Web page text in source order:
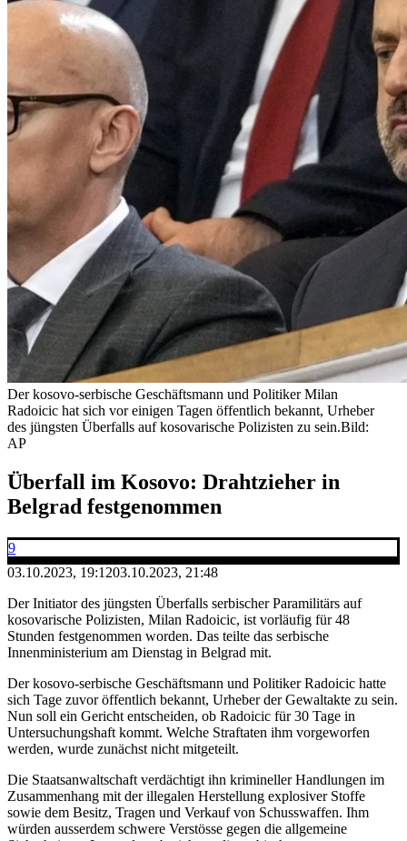
Der kosovo-serbische Geschäftsmann und Politiker Milan
Radoicic hat sich vor einigen Tagen öffentlich bekannt, Urheber
des jüngsten Überfalls auf kosovarische Polizisten zu sein.Bild:
AP
Überfall im Kosovo: Drahtzieher in
Belgrad festgenommen
9
03.10.2023, 19:1203.10.2023, 21:48
Der Initiator des jüngsten Überfalls serbischer Paramilitärs auf
kosovarische Polizisten, Milan Radoicic, ist vorläufig für 48
Stunden festgenommen worden. Das teilte das serbische
Innenministerium am Dienstag in Belgrad mit.
Der kosovo-serbische Geschäftsmann und Politiker Radoicic hatte
sich Tage zuvor öffentlich bekannt, Urheber der Gewaltakte zu sein.
Nun soll ein Gericht entscheiden, ob Radoicic für 30 Tage in
Untersuchungshaft kommt. Welche Straftaten ihm vorgeworfen
werden, wurde zunächst nicht mitgeteilt.
Die Staatsanwaltschaft verdächtigt ihn krimineller Handlungen im
Zusammenhang mit der illegalen Herstellung explosiver Stoffe
sowie dem Besitz, Tragen und Verkauf von Schusswaffen. Ihm
würden ausserdem schwere Verstösse gegen die allgemeine